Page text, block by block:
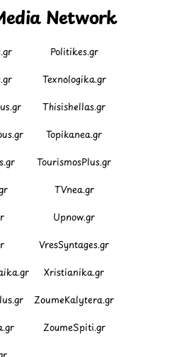
Network
Politikes.gr
Texnologika.gr
Thisishellas.gr
Topikanea.gr
TourismosPlus.gr
TVnea.gr
Upnow.gr
VresSyntages.gr
Xristianika.gr
ZoumeKalytera.gr
ZoumeSpiti.gr